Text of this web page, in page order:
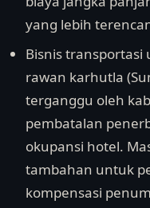
yang lebih
Bisnis transportasi
rawan karhutla
terganggu oleh
pembatalan
okupansi hotel.
tambahan untuk
kompensasi